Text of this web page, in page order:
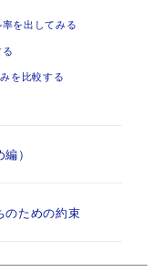
を出してみる
を比較する
）
のための約束